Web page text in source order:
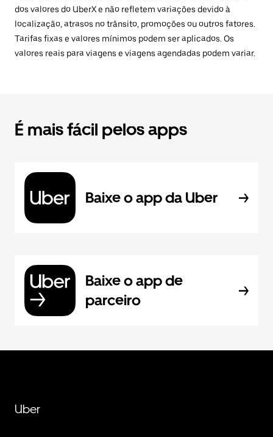
dos valores do UberX e não refletem variações devido à
localização, atrasos no trânsito, promoções ou outros fatores.
Tarifas fixas e valores mínimos podem ser aplicados. Os
valores reais para viagens e viagens agendadas podem variar.
É mais fácil pelos apps
Baixe o app da Uber
Baixe o app de
parceiro
Uber